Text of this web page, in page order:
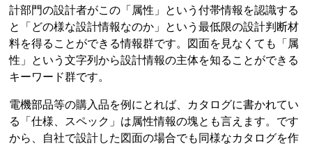
計部門の設計者がこの「属性」という付帯情報を認識する
と「どの様な設計情報なのか」という最低限の設計判断材
料を得ることができる情報群です。図面を見なくても「属
性」という文字列から設計情報の主体を知ることができる
キーワード群です。
電機部品等の購入品を例にとれば、カタログに書かれてい
る「仕様、スペック」は属性情報の塊とも言えます。です
から、自社で設計した図面の場合でも同様なカタログを作